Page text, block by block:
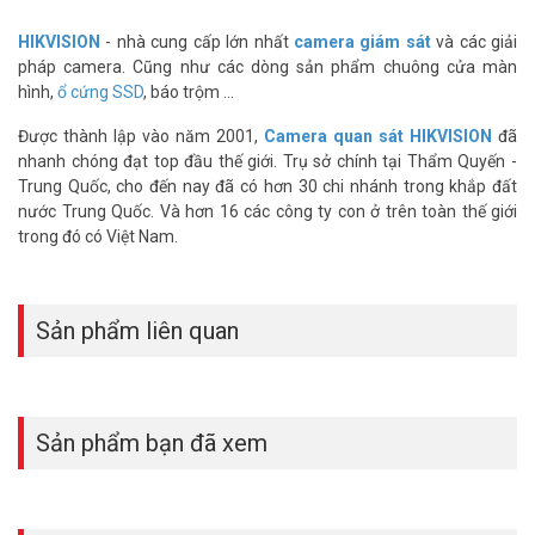
Âm thanh được lưu trực tiếp vào video ghi hình, không cần thiết bị
thu âm ngoài. Điều này giúp đơn giản hóa hệ thống lắp đặt và tiết
kiệm chi phí.
Độ Bền Vật Lý – IP67 Và IK10
Camera đạt tiêu chuẩn IP67 – hoàn toàn chống bụi và chống nước
ngập tạm thời (độ sâu đến 1 mét trong 30 phút). Chuẩn IK10 – chịu
được lực va đập lên đến 20 Joule, tương đương một vật nặng 5kg
Vỏ nhôm đúc bán cầu chắc chắn, phù hợp các môi trường ngoài
trời, bãi đỗ xe, nhà xưởng hoặc khu vực có nguy cơ bị phá hoại.
Nhiệt độ vận hành từ -30°C đến 60°C, độ ẩm tối đa 95% (không
Nén Video H.265+ – Tiết Kiệm Băng Thông Và
Lưu Trữ
HIKVISION - nhà cung cấp lớn nhất camera giám sátvà các giải
pháp camera. Cũng như các dòng sản phẩm chuông cửa màn
hình, ổ cứng SSD, báo trộm ...
Được thành lập vào năm 2001, Camera quan sát HIKVISION đã
nhanh chóng đạt top đầu thế giới. Trụ sở chính tại Thẩm Quyến -
Trung Quốc, cho đến nay đã có hơn 30 chi nhánh trong khắp đất
nước Trung Quốc. Và hơn 16 các công ty con ở trên toàn thế giới
trong đó có Việt Nam.
Sản phẩm liên quan
Sản phẩm bạn đã xem